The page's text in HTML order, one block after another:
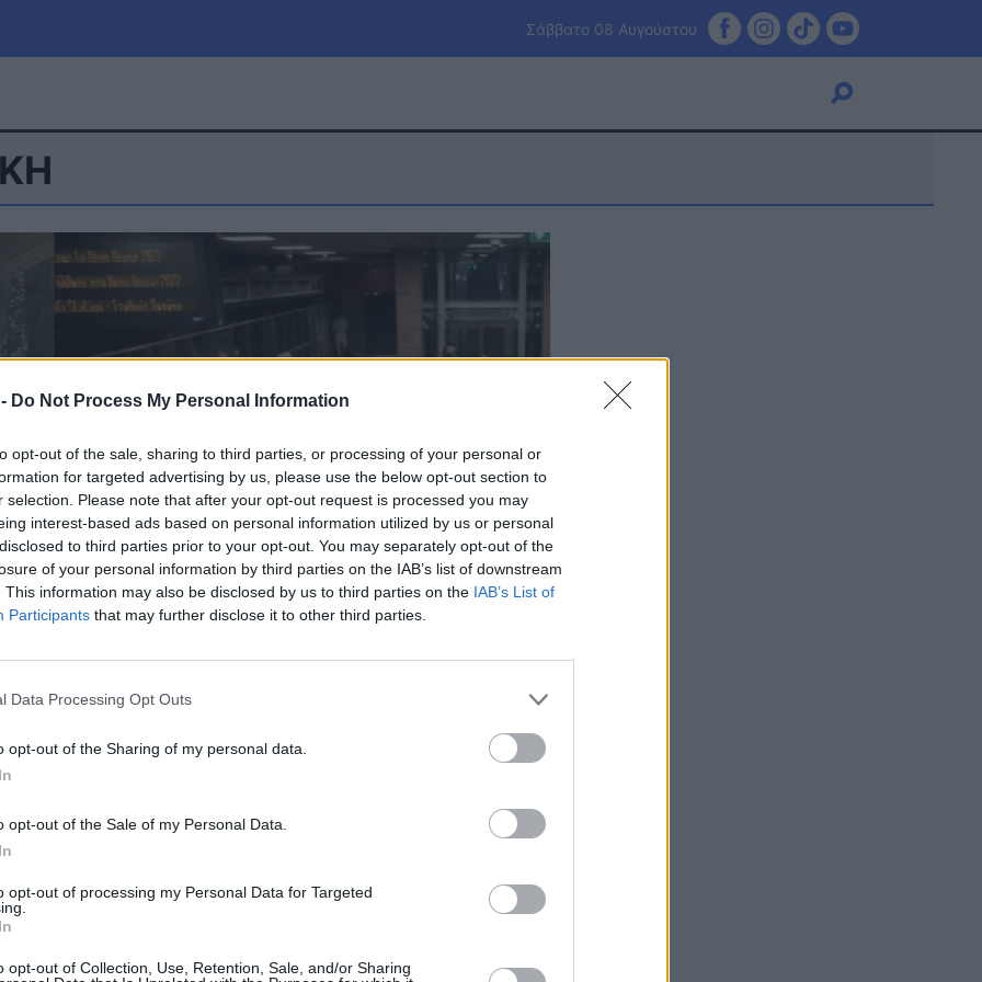
Do Not Process My Personal Information
opt-out of the sale, sharing to third parties, or processing of your personal or
for targeted advertising by us, please use the below opt-out section to
selection. Please note that after your opt-out request is processed you may
interest-based ads based on personal information utilized by us or personal
to third parties prior to your opt-out. You may separately opt-out of the
of your personal information by third parties on the IAB’s list of downstream
This information may also be disclosed by us to third parties on the IAB’s List of
Participants that may further disclose it to other third parties.
Data Processing Opt Outs
opt-out of the Sharing of my personal data.
opt-out of the Sale of my Personal Data.
opt-out of processing my Personal Data for Targeted
opt-out of Collection, Use, Retention, Sale, and/or Sharing
Σάββατο 08 Αυγούστου
ΕΣΠΑ
Αθλητικά
Καιρός
Ενθουσιάστηκαν
δεκάδες πολίτες
που επισκέφτηκαν τον σταθμό Παπάφη του
μεταξύ άλλων, να επιβιβαστούν σε